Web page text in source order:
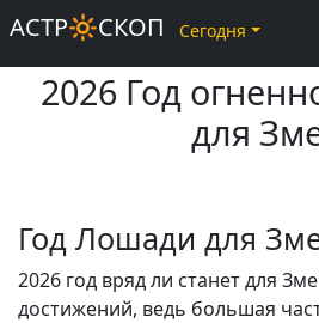
2026 Год
для
Год Лошади для
2026 год вряд ли станет для
достижений, ведь большая
АСТР🔆СКОП Сегодня